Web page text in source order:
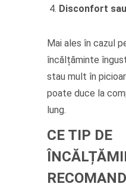
Disconfort
Mai ales în cazul
încălțăminte
stau mult în
poate duce la
lung.
CE TIP DE